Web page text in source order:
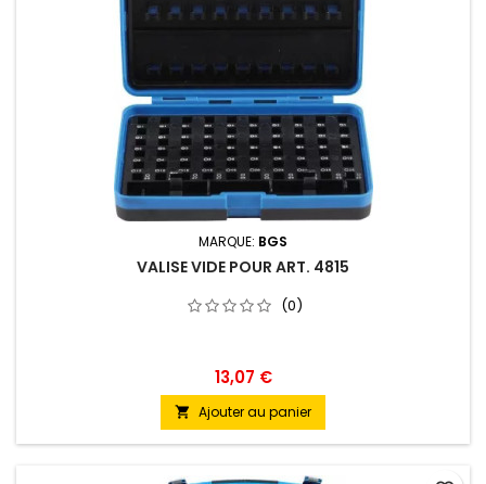
MARQUE: BGS
VALISE VIDE POUR ART. 4815
(0)
13,07 €
 Ajouter au panier